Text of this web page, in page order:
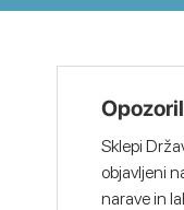
Sklepi
objavljeni
narave in